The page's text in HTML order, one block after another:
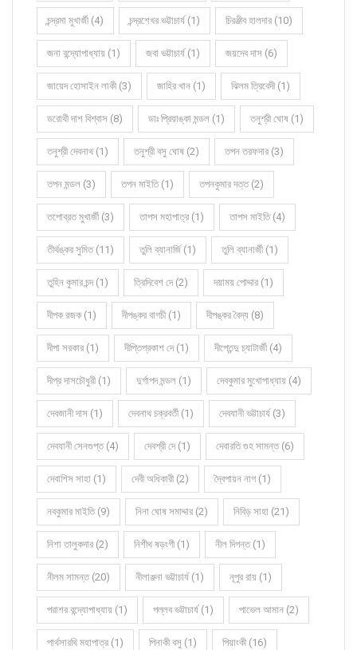
চন্দ্রমা মুখার্জী (4) চন্দ্রশেখর ভট্টাচার্য (1) চিরঞ্জীব হালদার (10)
জনা বন্দ্যোপাধ্যায় (1) জবা ভট্টাচার্য (1) জয়দেব দাস (6)
জায়েদ হোসাইন লাকী (3) জাহির খান (1) ঝিলম ত্রিবেদী (1)
ডরোথী দাশ বিশ্বাস (8) ডাঃ প্রিয়াঙ্কা মন্ডল (1) তনুশ্রী ঘোষ (1)
তনুশ্রী দেবনাথ (1) তনুশ্রী বসু ঘোষ (2) তপন তরফদার (3)
তপন মন্ডল (3) তপন মাইতি (1) তপনকুমার দত্ত (2)
তপোব্রত মুখার্জী (3) তাপস মহাপাত্র (1) তাপস মাইতি (4)
তীর্থঙ্কর সুমিত (11) তুলি ব্যানার্জি (1) তুলি ব্যানার্জী (1)
তুহিন কুমার চন্দ (1) ত্রিদিবেশ দে (2) দয়াময় পোদ্দার (1)
দীপক রজক (1) দীপঙ্কর বাগচী (1) দীপঙ্কর বৈদ্য (8)
দীপা সরকার (1) দীপ্তিপ্রকাশ দে (1) দীপ্তেন্দু চ্যাটার্জী (4)
দীপ্র দাসচৌধুরী (1) দুর্গাপদ মন্ডল (1) দেবকুমার মুখোপাধ্যায় (4)
দেবজানী দাস (1) দেবনাথ চক্রবর্তী (1) দেবযানী ভট্টাচার্য (3)
দেবযানী সেনগুপ্ত (4) দেবশ্রী দে (1) দেবারতি গুহ সামন্ত (6)
দেবাশিস সাহা (1) দেবী অধিকারী (2) দ্বৈপায়ন নাগ (1)
নবকুমার মাইতি (9) নিনা ঘোষ সমাদ্দার (2) নিবিড় সাহা (21)
নিশা তালুকদার (2) নিশীথ ষড়ংগী (1) নীল দিগন্ত (1)
নীলম সামন্ত (20) নীলাঞ্জনা ভট্টাচার্য (1) নূপুর রায় (1)
পরাশর বন্দ্যোপাধ্যায় (1) পল্লব ভট্টাচার্য (1) পাভেল আমান (2)
পার্থসারথি মহাপাত্র (1) পিনাকী বসু (1) পিয়াংকী (16)